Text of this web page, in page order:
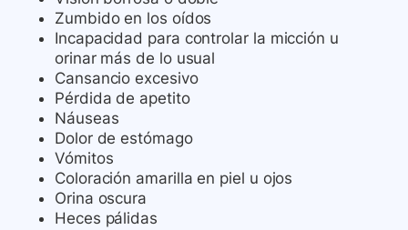
Zumbido en los oídos
Incapacidad para controlar la micción u
orinar más de lo usual
Cansancio excesivo
Pérdida de apetito
Náuseas
Dolor de estómago
Vómitos
Coloración amarilla en piel u ojos
Orina oscura
Heces pálidas